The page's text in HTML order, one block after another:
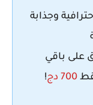
وجذابة
على باقي
700 دج !